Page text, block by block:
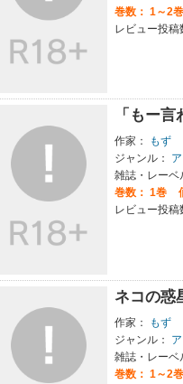
巻数： 1～2巻
レビュー投稿
「もー
作家：
もず
ジャンル：
雑誌・レーベ
巻数： 1巻
レビュー投稿
ネコの惑
作家：
もず
ジャンル：
雑誌・レーベ
巻数： 1～2巻